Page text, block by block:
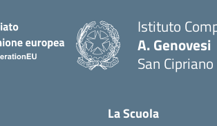
Istituto
A. Genovesi
San
La Scuola